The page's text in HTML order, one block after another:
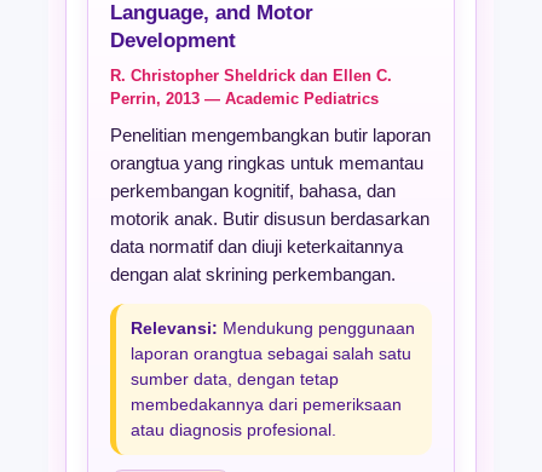
Language, and Motor
Development
R. Christopher Sheldrick dan Ellen C.
Perrin, 2013 — Academic Pediatrics
Penelitian mengembangkan butir laporan
orangtua yang ringkas untuk memantau
perkembangan kognitif, bahasa, dan
motorik anak. Butir disusun berdasarkan
data normatif dan diuji keterkaitannya
dengan alat skrining perkembangan.
Relevansi: Mendukung penggunaan
laporan orangtua sebagai salah satu
sumber data, dengan tetap
membedakannya dari pemeriksaan
atau diagnosis profesional.